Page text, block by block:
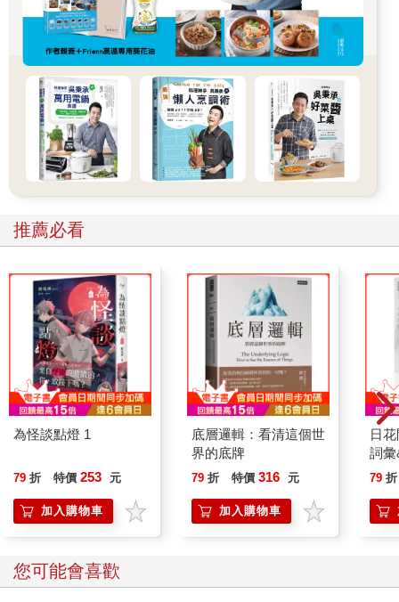
推薦必看
為怪談點燈 1
79 折 特價 253 元
加入購物車
底層邏輯：看清這個世
界的底牌
79 折 特價 316 元
加入購物車
日
詞
79 折
您可能會喜歡